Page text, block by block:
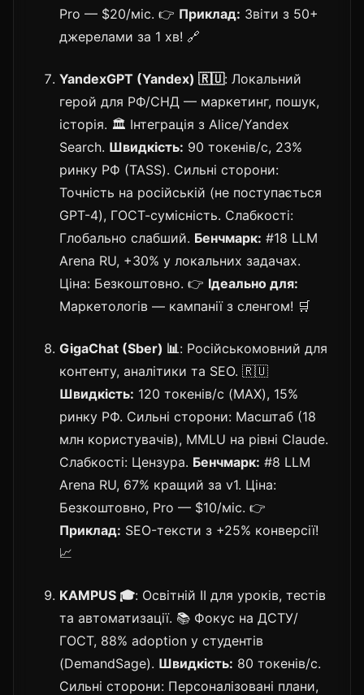
Pro — $20/міс. 👉 Приклад: Звіти з 50+
джерелами за 1 хв! 🔗
YandexGPT (Yandex) 🇷🇺: Локальний
герой для РФ/СНД — маркетинг, пошук,
історія. 🏛️ Інтеграція з Alice/Yandex
Search. Швидкість: 90 токенів/с, 23%
ринку РФ (TASS). Сильні сторони:
Точність на російській (не поступається
GPT-4), ГОСТ-сумісність. Слабкості:
Глобально слабший. Бенчмарк: #18 LLM
Arena RU, +30% у локальних задачах.
Ціна: Безкоштовно. 👉 Ідеально для:
Маркетологів — кампанії з сленгом! 🛒
GigaChat (Sber) 📊: Російськомовний для
контенту, аналітики та SEO. 🇷🇺
Швидкість: 120 токенів/с (MAX), 15%
ринку РФ. Сильні сторони: Масштаб (18
млн користувачів), MMLU на рівні Claude.
Слабкості: Цензура. Бенчмарк: #8 LLM
Arena RU, 67% кращий за v1. Ціна:
Безкоштовно, Pro — $10/міс. 👉
Приклад: SEO-тексти з +25% конверсії!
📈
KAMPUS 🎓: Освітній ІІ для уроків, тестів
та автоматизації. 📚 Фокус на ДСТУ/
ГОСТ, 88% adoption у студентів
(DemandSage). Швидкість: 80 токенів/с.
Сильні сторони: Персоналізовані плани,